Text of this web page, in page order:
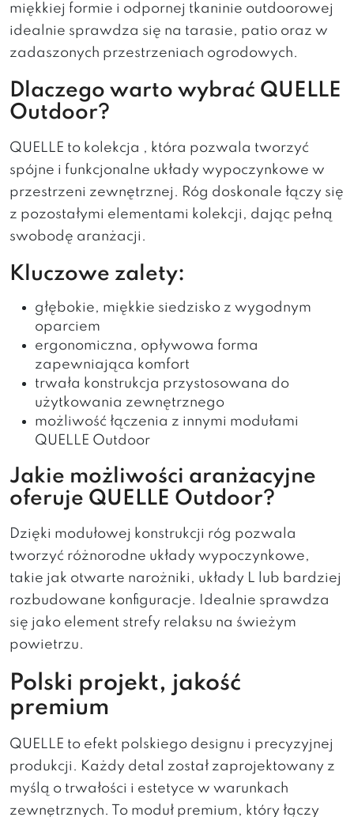
miękkiej formie i odpornej tkaninie outdoorowej
idealnie sprawdza się na tarasie, patio oraz w
zadaszonych przestrzeniach ogrodowych.
Dlaczego warto wybrać QUELLE
Outdoor?
QUELLE to kolekcja , która pozwala tworzyć
spójne i funkcjonalne układy wypoczynkowe w
przestrzeni zewnętrznej. Róg doskonale łączy się
z pozostałymi elementami kolekcji, dając pełną
swobodę aranżacji.
Kluczowe zalety:
głębokie, miękkie siedzisko z wygodnym
oparciem
ergonomiczna, opływowa forma
zapewniająca komfort
trwała konstrukcja przystosowana do
użytkowania zewnętrznego
możliwość łączenia z innymi modułami
QUELLE Outdoor
Jakie możliwości aranżacyjne
oferuje QUELLE Outdoor?
Dzięki modułowej konstrukcji róg pozwala
tworzyć różnorodne układy wypoczynkowe,
takie jak otwarte narożniki, układy L lub bardziej
rozbudowane konfiguracje. Idealnie sprawdza
się jako element strefy relaksu na świeżym
powietrzu.
Polski projekt, jakość
premium
QUELLE to efekt polskiego designu i precyzyjnej
produkcji. Każdy detal został zaprojektowany z
myślą o trwałości i estetyce w warunkach
zewnętrznych. To moduł premium, który łączy